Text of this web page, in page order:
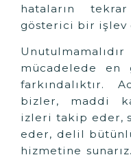
hataların
gösterici bir işlev
mücadelede en
farkındalıktır.
bizler, maddi
izleri takip eder,
eder, delil
hizmetine